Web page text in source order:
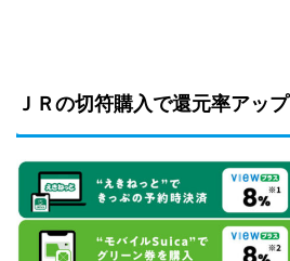
ＪＲの切符購入で還元率アップ